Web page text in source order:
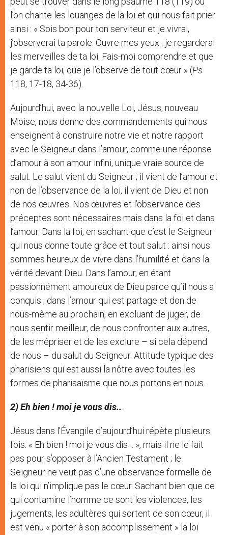
l’on chante les louanges de la loi et qui nous fait prier
ainsi : « Sois bon pour ton serviteur et je vivrai,
j’observerai ta parole. Ouvre mes yeux : je regarderai
les merveilles de ta loi. Fais-moi comprendre et que
je garde ta loi, que je l’observe de tout cœur » (Ps
118, 17-18, 34-36).
Aujourd’hui, avec la nouvelle Loi, Jésus, nouveau
Moise, nous donne des commandements qui nous
enseignent à construire notre vie et notre rapport
avec le Seigneur dans l’amour, comme une réponse
d’amour à son amour infini, unique vraie source de
salut. Le salut vient du Seigneur ; il vient de l’amour et
non de l’observance de la loi, il vient de Dieu et non
de nos œuvres. Nos œuvres et l’observance des
préceptes sont nécessaires mais dans la foi et dans
l’amour. Dans la foi, en sachant que c’est le Seigneur
qui nous donne toute grâce et tout salut : ainsi nous
sommes heureux de vivre dans l’humilité et dans la
vérité devant Dieu. Dans l’amour, en étant
passionnément amoureux de Dieu parce qu’il nous a
conquis ; dans l’amour qui est partage et don de
nous-même au prochain, en excluant de juger, de
nous sentir meilleur, de nous confronter aux autres,
de les mépriser et de les exclure – si cela dépend
de nous – du salut du Seigneur. Attitude typique des
pharisiens qui est aussi la nôtre avec toutes les
formes de pharisaïsme que nous portons en nous.
2) Eh bien ! moi je vous dis...
Jésus dans l’Évangile d’aujourd’hui répète plusieurs
fois: « Eh bien ! moi je vous dis… », mais il ne le fait
pas pour s’opposer à l’Ancien Testament ; le
Seigneur ne veut pas d’une observance formelle de
la loi qui n’implique pas le cœur. Sachant bien que ce
qui contamine l’homme ce sont les violences, les
jugements, les adultères qui sortent de son cœur, il
est venu « porter à son accomplissement » la loi